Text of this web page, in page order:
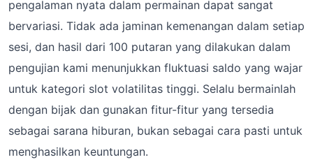
pengalaman nyata dalam permainan dapat sangat
bervariasi. Tidak ada jaminan kemenangan dalam setiap
sesi, dan hasil dari 100 putaran yang dilakukan dalam
pengujian kami menunjukkan fluktuasi saldo yang wajar
untuk kategori slot volatilitas tinggi. Selalu bermainlah
dengan bijak dan gunakan fitur-fitur yang tersedia
sebagai sarana hiburan, bukan sebagai cara pasti untuk
menghasilkan keuntungan.